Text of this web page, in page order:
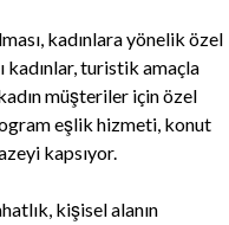
kadınlara yönelik özel
kadınlar, turistik amaçla
müşteriler için özel
eşlik hizmeti, konut
kapsıyor.
kişisel alanın